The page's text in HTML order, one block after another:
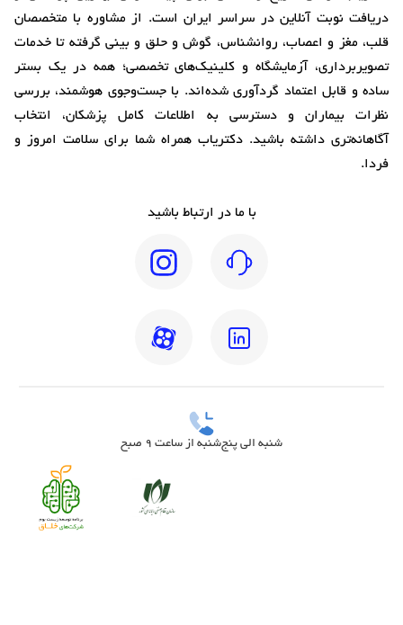
دریافت نوبت آنلاین در سراسر ایران است. از مشاوره با متخصصان
قلب، مغز و اعصاب، روانشناس، گوش و حلق و بینی گرفته تا خدمات
تصویربرداری، آزمایشگاه و کلینیک‌های تخصصی؛ همه در یک بستر
ساده و قابل اعتماد گردآوری شده‌اند. با جست‌وجوی هوشمند، بررسی
نظرات بیماران و دسترسی به اطلاعات کامل پزشکان، انتخاب
آگاهانه‌تری داشته باشید. دکتریاب همراه شما برای سلامت امروز و
فردا.
با ما در ارتباط باشید
شنبه الی پنج‌شنبه از ساعت 9 صبح